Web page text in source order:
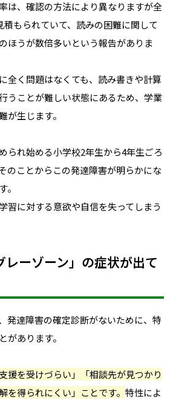
は、確認の方法により異なりますが全
積もられていて、読みの困難に関して
ほうが数倍多いという報告がありま
全く問題はなくても、読み書きや計算
うことが難しい状態にあるため、学業
が生じます。
られ始める小学校2年生から4年生ごろ
のことからこの発達障害が明らかにな
。
習に対する意欲や自信を失ってしまう
レーゾーン」の症状が出て
発達障害の確定診断がないために、特
があります。
援を受けづらい」「相談先が見つかり
を得られにくい」ことです。 特性によ